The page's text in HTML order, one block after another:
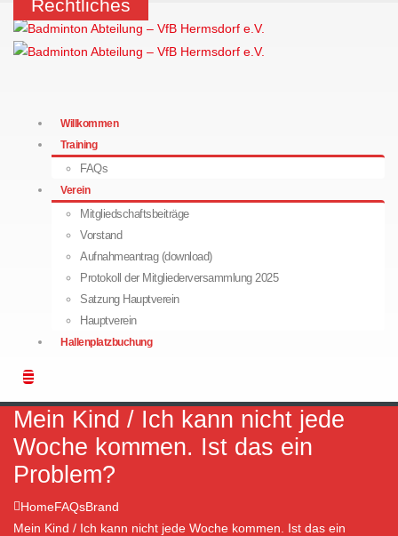
Willkommen
Training
FAQs
Verein
Mitgliedschaftsbeiträge
Vorstand
Aufnahmeantrag (download)
Protokoll der Mitgliederversammlung 2025
Satzung Hauptverein
Hauptverein
Hallenplatzbuchung
Mein Kind / Ich kann nicht jede
Woche kommen. Ist das ein
Problem?
HomeFAQsBrand
Mein Kind / Ich kann nicht jede Woche kommen. Ist das ein
Rechtliches